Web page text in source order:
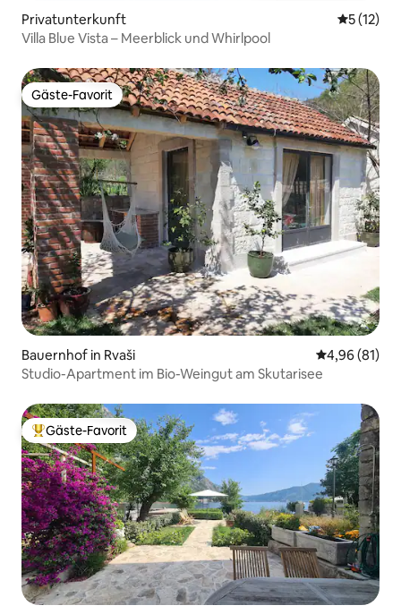
Privatunterkunft
5 (12)
Villa Blue Vista – Meerblick und Whirlpool
Gäste-Favorit
Gäste-Favorit
Bauernhof in Rvaši
4,96 (81)
Studio-Apartment im Bio-Weingut am Skutarisee
Beliebter Gäste-Favorit.
Gäste-Favorit